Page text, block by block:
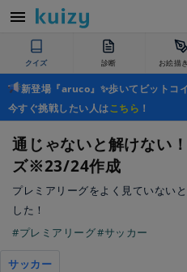
クイズ 診断 お絵描
新登場『aruco』✨歩いてビットコ
今すぐ挑戦したい人はこちら ！
通じゃないと解けない
ズ※23/24作成
プレミアリーグをよく見ていない
した！
#プレミアリーグ#サッカー
サッカー